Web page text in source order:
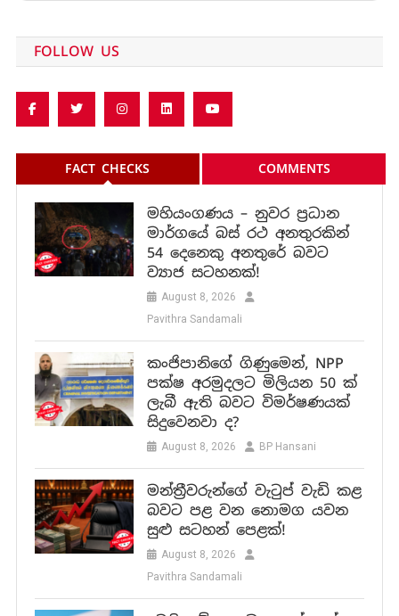
FOLLOW US
FACT CHECKS COMMENTS
මහියංගණය – නුවර ප්‍රධාන
මාර්ගයේ බස් රථ අනතුරකින්
54 දෙනෙකු අනතුරේ බවට
ව්‍යාජ සටහනක්!
August 8, 2026
Pavithra Sandamali
කංජිපානිගේ ගිණුමෙන්, NPP
පක්ෂ අරමුදලට මිලියන 50 ක්
ලැබී ඇති බවට විමර්ෂණයක්
සිදුවෙනවා ද?
August 8, 2026 BP Hansani
මන්ත්‍රීවරුන්ගේ වැටුප් වැඩි කළ
බවට පළ වන නොමග යවන
සුළු සටහන් පෙළක්!
August 8, 2026
Pavithra Sandamali